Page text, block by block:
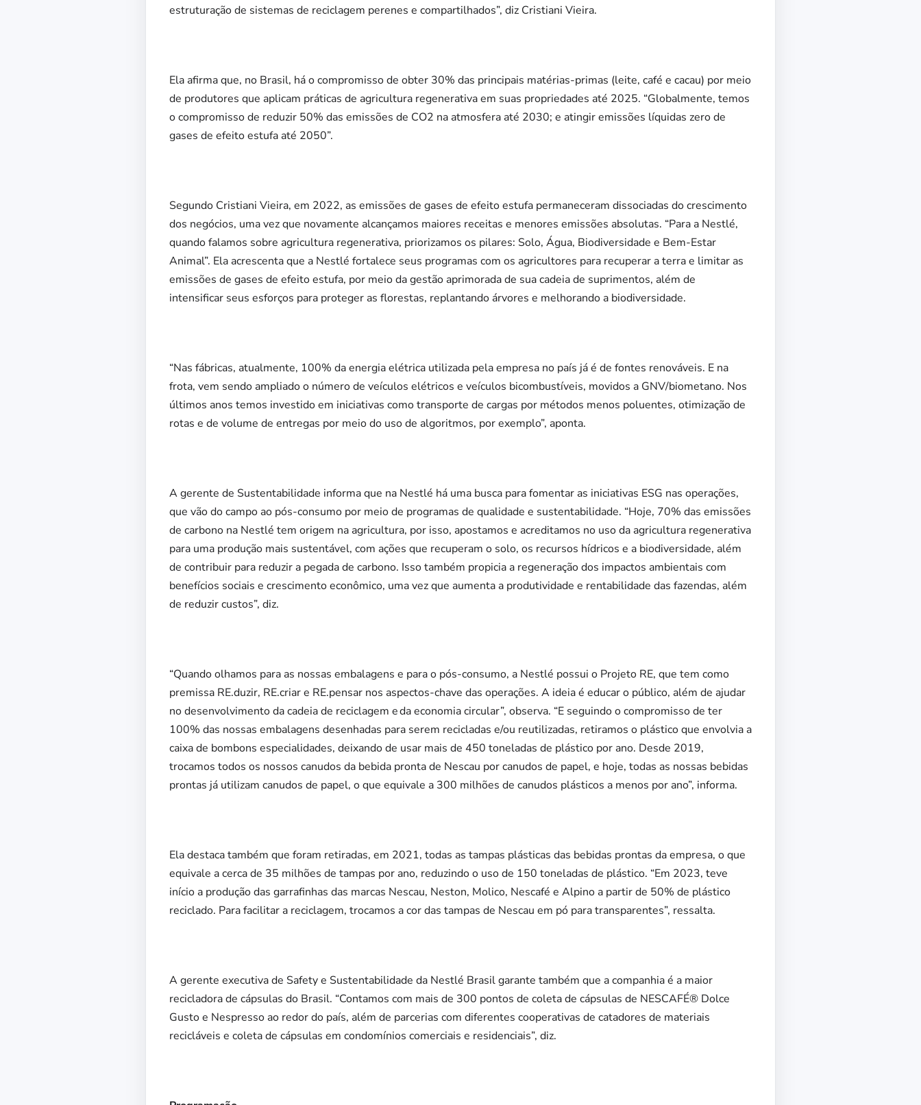
estruturação de sistemas de reciclagem perenes e compartilhados”, diz Cristiani Vieira.
Ela afirma que, no Brasil, há o compromisso de obter 30% das principais matérias-primas (leite, café e cacau) por meio
de produtores que aplicam práticas de agricultura regenerativa em suas propriedades até 2025. “Globalmente, temos
o compromisso de reduzir 50% das emissões de CO2 na atmosfera até 2030; e atingir emissões líquidas zero de
gases de efeito estufa até 2050”.
Segundo Cristiani Vieira, em 2022, as emissões de gases de efeito estufa permaneceram dissociadas do crescimento
dos negócios, uma vez que novamente alcançamos maiores receitas e menores emissões absolutas. “Para a Nestlé,
quando falamos sobre agricultura regenerativa, priorizamos os pilares: Solo, Água, Biodiversidade e Bem-Estar
Animal”. Ela acrescenta que a Nestlé fortalece seus programas com os agricultores para recuperar a terra e limitar as
emissões de gases de efeito estufa, por meio da gestão aprimorada de sua cadeia de suprimentos, além de
intensificar seus esforços para proteger as florestas, replantando árvores e melhorando a biodiversidade.
“Nas fábricas, atualmente, 100% da energia elétrica utilizada pela empresa no país já é de fontes renováveis. E na
frota, vem sendo ampliado o número de veículos elétricos e veículos bicombustíveis, movidos a GNV/biometano. Nos
últimos anos temos investido em iniciativas como transporte de cargas por métodos menos poluentes, otimização de
rotas e de volume de entregas por meio do uso de algoritmos, por exemplo”, aponta.
A gerente de Sustentabilidade informa que na Nestlé há uma busca para fomentar as iniciativas ESG nas operações,
que vão do campo ao pós-consumo por meio de programas de qualidade e sustentabilidade. “Hoje, 70% das emissões
de carbono na Nestlé tem origem na agricultura, por isso, apostamos e acreditamos no uso da agricultura regenerativa
para uma produção mais sustentável, com ações que recuperam o solo, os recursos hídricos e a biodiversidade, além
de contribuir para reduzir a pegada de carbono. Isso também propicia a regeneração dos impactos ambientais com
benefícios sociais e crescimento econômico, uma vez que aumenta a produtividade e rentabilidade das fazendas, além
de reduzir custos”, diz.
“Quando olhamos para as nossas embalagens e para o pós-consumo, a Nestlé possui o Projeto RE, que tem como
premissa RE.duzir, RE.criar e RE.pensar nos aspectos-chave das operações. A ideia é educar o público, além de ajudar
no desenvolvimento da cadeia de reciclagem e da economia circular”, observa. “E seguindo o compromisso de ter
100% das nossas embalagens desenhadas para serem recicladas e/ou reutilizadas, retiramos o plástico que envolvia a
caixa de bombons especialidades, deixando de usar mais de 450 toneladas de plástico por ano. Desde 2019,
trocamos todos os nossos canudos da bebida pronta de Nescau por canudos de papel, e hoje, todas as nossas bebidas
prontas já utilizam canudos de papel, o que equivale a 300 milhões de canudos plásticos a menos por ano”, informa.
Ela destaca também que foram retiradas, em 2021, todas as tampas plásticas das bebidas prontas da empresa, o que
equivale a cerca de 35 milhões de tampas por ano, reduzindo o uso de 150 toneladas de plástico. “Em 2023, teve
início a produção das garrafinhas das marcas Nescau, Neston, Molico, Nescafé e Alpino a partir de 50% de plástico
reciclado. Para facilitar a reciclagem, trocamos a cor das tampas de Nescau em pó para transparentes”, ressalta.
A gerente executiva de Safety e Sustentabilidade da Nestlé Brasil garante também que a companhia é a maior
recicladora de cápsulas do Brasil. “Contamos com mais de 300 pontos de coleta de cápsulas de NESCAFÉ® Dolce
Gusto e Nespresso ao redor do país, além de parcerias com diferentes cooperativas de catadores de materiais
recicláveis e coleta de cápsulas em condomínios comerciais e residenciais”, diz.